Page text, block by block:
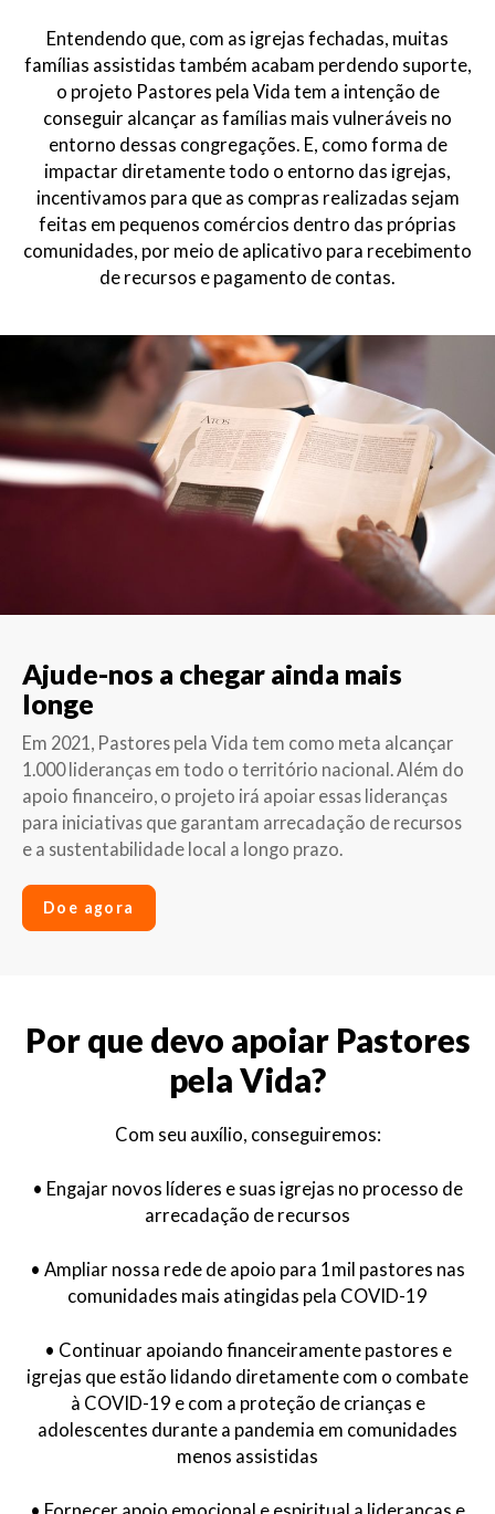
Entendendo que, com as igrejas fechadas, muitas
famílias assistidas também acabam perdendo suporte,
o projeto Pastores pela Vida tem a intenção de
conseguir alcançar as famílias mais vulneráveis no
entorno dessas congregações. E, como forma de
impactar diretamente todo o entorno das igrejas,
incentivamos para que as compras realizadas sejam
feitas em pequenos comércios dentro das próprias
comunidades, por meio de aplicativo para recebimento
de recursos e pagamento de contas.
Ajude-nos a chegar ainda mais
longe
Em 2021, Pastores pela Vida tem como meta alcançar
1.000 lideranças em todo o território nacional. Além do
apoio financeiro, o projeto irá apoiar essas lideranças
para iniciativas que garantam arrecadação de recursos
e a sustentabilidade local a longo prazo.
Doe agora
Por que devo apoiar Pastores
pela Vida?
Com seu auxílio, conseguiremos:
• Engajar novos líderes e suas igrejas no processo de
arrecadação de recursos
• Ampliar nossa rede de apoio para 1mil pastores nas
comunidades mais atingidas pela COVID-19
• Continuar apoiando financeiramente pastores e
igrejas que estão lidando diretamente com o combate
à COVID-19 e com a proteção de crianças e
adolescentes durante a pandemia em comunidades
menos assistidas